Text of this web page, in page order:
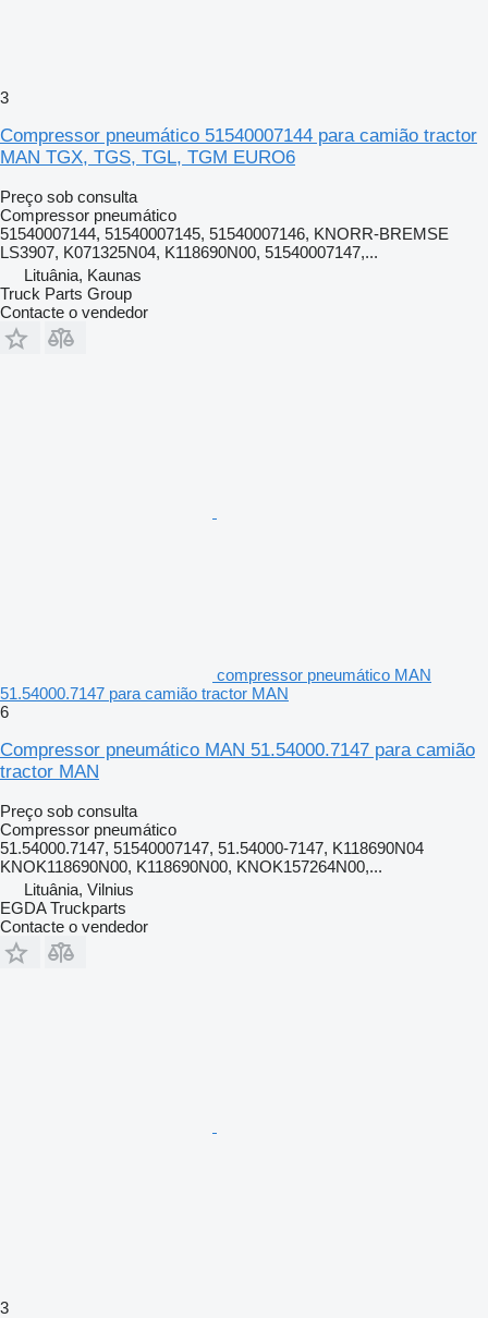
3
Compressor pneumático 51540007144 para camião tractor
MAN TGX, TGS, TGL, TGM EURO6
Preço sob consulta
Compressor pneumático
51540007144, 51540007145, 51540007146, KNORR-BREMSE
LS3907, K071325N04, K118690N00, 51540007147,...
Lituânia, Kaunas
Truck Parts Group
Contacte o vendedor
compressor pneumático MAN
51.54000.7147 para camião tractor MAN
6
Compressor pneumático MAN 51.54000.7147 para camião
tractor MAN
Preço sob consulta
Compressor pneumático
51.54000.7147, 51540007147, 51.54000-7147, K118690N04
KNOK118690N00, K118690N00, KNOK157264N00,...
Lituânia, Vilnius
EGDA Truckparts
Contacte o vendedor
3